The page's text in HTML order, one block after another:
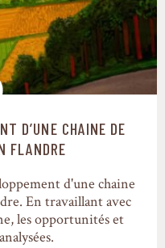
D’UNE CHAINE DE
FLANDRE
d'une chaine
En travaillant avec
les opportunités et